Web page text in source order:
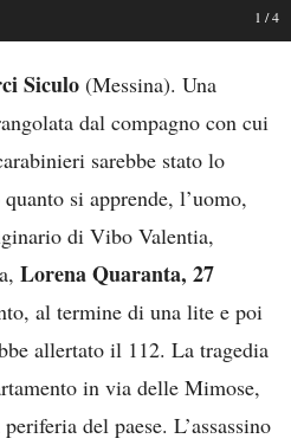
1 /4
Siculo (Messina). Una
dal compagno con cui
sarebbe stato lo
quanto si apprende, l’uomo,
di Vibo Valentia,
Lorena Quaranta, 27
al termine di una lite e poi
allertato il 112. La tragedia
in via delle Mimose,
del paese. L’assassino